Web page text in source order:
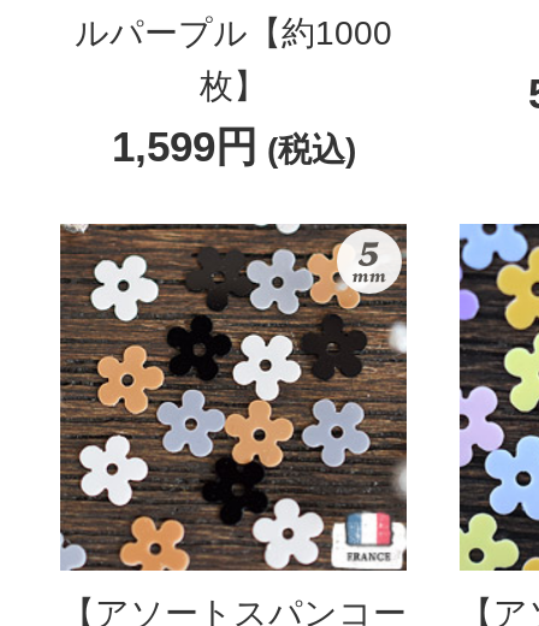
ルパープル【約1000
枚】
1,599円 (税込)
【アソートスパンコー
【